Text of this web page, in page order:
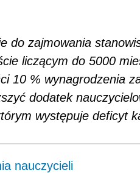
do zajmowania
liczącym do 5000
10 % wynagrodzenia
dodatek
występuje deficyt
nauczycieli